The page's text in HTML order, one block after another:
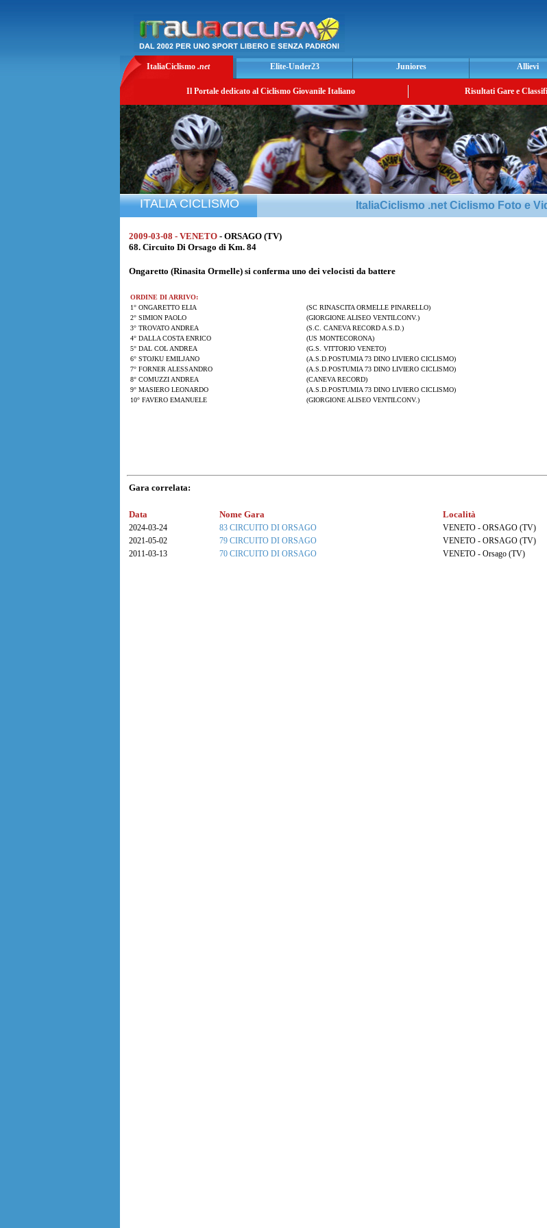
ItaliaCiclismo .net Elite-Under23 Juniores Allievi
Il Portale dedicato al Ciclismo Giovanile Italiano Risultati Gare e
ITALIA CICLISMO ItaliaCiclismo .net Ciclismo Foto e
2009-03-08 - VENETO - ORSAGO (TV)
68. Circuito Di Orsago di Km. 84
Ongaretto (Rinasita Ormelle) si conferma uno dei velocisti da battere
ORDINE DI ARRIVO:
1° ONGARETTO ELIA
(SC RINASCITA ORMELLE PINARELLO)
2° SIMION PAOLO
(GIORGIONE ALISEO VENTILCONV.)
3° TROVATO ANDREA
(S.C. CANEVA RECORD A.S.D.)
4° DALLA COSTA ENRICO
(US MONTECORONA)
5° DAL COL ANDREA
(G.S. VITTORIO VENETO)
6° STOJKU EMILJANO
(A.S.D.POSTUMIA 73 DINO LIVIERO CICLISMO)
7° FORNER ALESSANDRO
(A.S.D.POSTUMIA 73 DINO LIVIERO CICLISMO)
8° COMUZZI ANDREA
(CANEVA RECORD)
9° MASIERO LEONARDO
(A.S.D.POSTUMIA 73 DINO LIVIERO CICLISMO)
10° FAVERO EMANUELE
(GIORGIONE ALISEO VENTILCONV.)
Gara correlata:
Data Nome Gara Località
2024-03-24 83 CIRCUITO DI ORSAGO
VENETO - ORSAGO (TV)
2021-05-02
79 CIRCUITO DI ORSAGO
VENETO - ORSAGO (TV)
2011-03-13
70 CIRCUITO DI ORSAGO VENETO - Orsago (TV)